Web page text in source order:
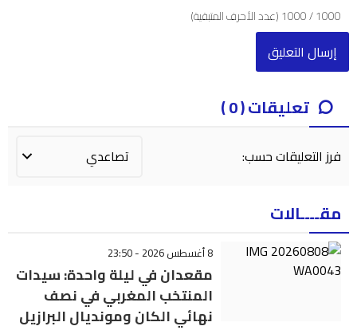
1000
/
1000(عدد الأحرف المتبقية)
تعليقات ( 0 )
فرز التعليقات حسب:
مقــــالات
8 أغسطس 2026 - 23:50
مقعدان في ليلة واحدة: سيدات
المنتخب المغربي في نصف
نهائي الكان ومونديال البرازيل